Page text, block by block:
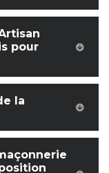
pour
la